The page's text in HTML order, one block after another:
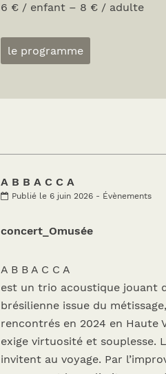
6 € / enfant – 8 € / adulte
le programme
A B B A C C A
Publié le 6 juin 2026 - Évènements
concert_Omusée
A B B A C C A
est un trio acoustique jouant
brésilienne issue du
rencontrés en 2024 en Haute
exige virtuosité et souplesse.
invitent au voyage. Par